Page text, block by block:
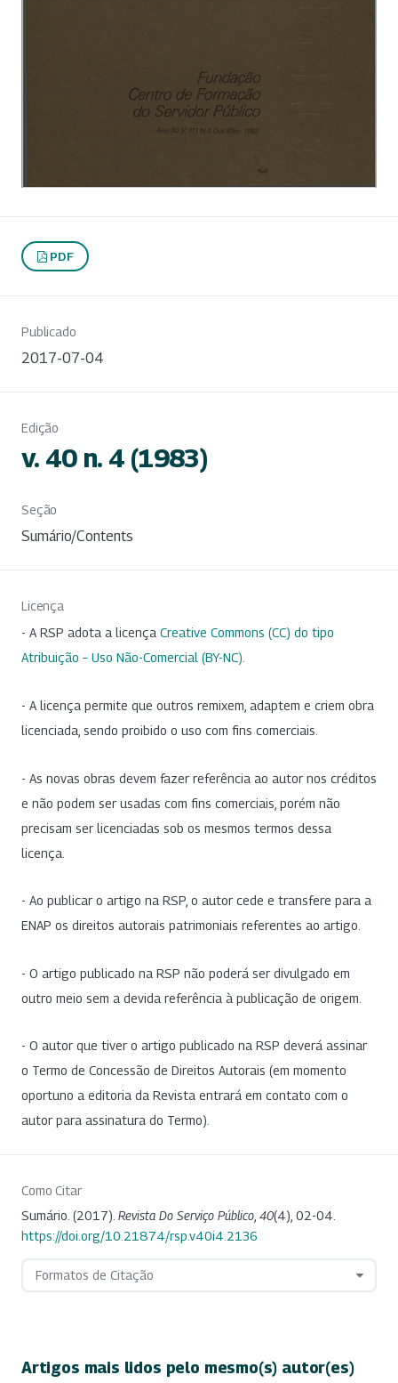
PDF
Publicado
2017-07-04
Edição
v. 40 n. 4 (1983)
Seção
Sumário/Contents
Licença
- A RSP adota a licença Creative Commons (CC) do tipo
Atribuição – Uso Não-Comercial (BY-NC).
- A licença permite que outros remixem, adaptem e criem obra
licenciada, sendo proibido o uso com fins comerciais.
- As novas obras devem fazer referência ao autor nos créditos
e não podem ser usadas com fins comerciais, porém não
precisam ser licenciadas sob os mesmos termos dessa
licença.
- Ao publicar o artigo na RSP, o autor cede e transfere para a
ENAP os direitos autorais patrimoniais referentes ao artigo.
- O artigo publicado na RSP não poderá ser divulgado em
outro meio sem a devida referência à publicação de origem.
- O autor que tiver o artigo publicado na RSP deverá assinar
o Termo de Concessão de Direitos Autorais (em momento
oportuno a editoria da Revista entrará em contato com o
autor para assinatura do Termo).
Como Citar
Sumário. (2017). Revista Do Serviço Público, 40(4), 02-04.
https://doi.org/10.21874/rsp.v40i4.2136
Formatos de Citação
Artigos mais lidos pelo mesmo(s) autor(es)